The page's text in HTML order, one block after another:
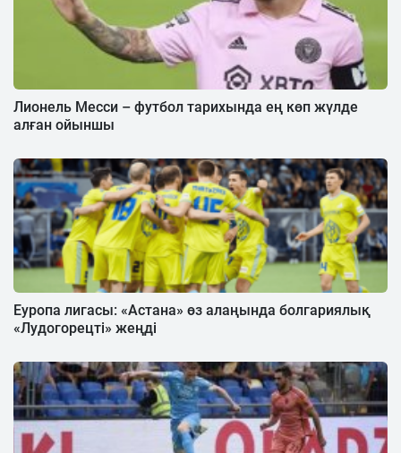
Лионель Месси – футбол тарихында ең көп жүлде
алған ойыншы
Еуропа лигасы: «Астана» өз алаңында болгариялық
«Лудогорецті» жеңді